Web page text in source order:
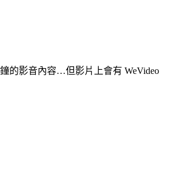
的影音內容…但影片上會有 WeVideo